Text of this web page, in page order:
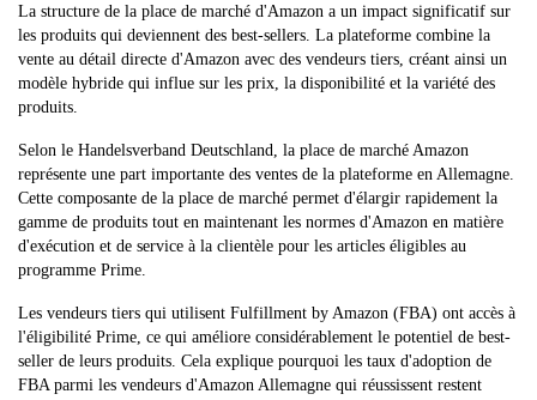
La structure de la place de marché d'Amazon a un impact significatif sur
les produits qui deviennent des best-sellers. La plateforme combine la
vente au détail directe d'Amazon avec des vendeurs tiers, créant ainsi un
modèle hybride qui influe sur les prix, la disponibilité et la variété des
produits.
Selon le Handelsverband Deutschland, la place de marché Amazon
représente une part importante des ventes de la plateforme en Allemagne.
Cette composante de la place de marché permet d'élargir rapidement la
gamme de produits tout en maintenant les normes d'Amazon en matière
d'exécution et de service à la clientèle pour les articles éligibles au
programme Prime.
Les vendeurs tiers qui utilisent Fulfillment by Amazon (FBA) ont accès à
l'éligibilité Prime, ce qui améliore considérablement le potentiel de best-
seller de leurs produits. Cela explique pourquoi les taux d'adoption de
FBA parmi les vendeurs d'Amazon Allemagne qui réussissent restent